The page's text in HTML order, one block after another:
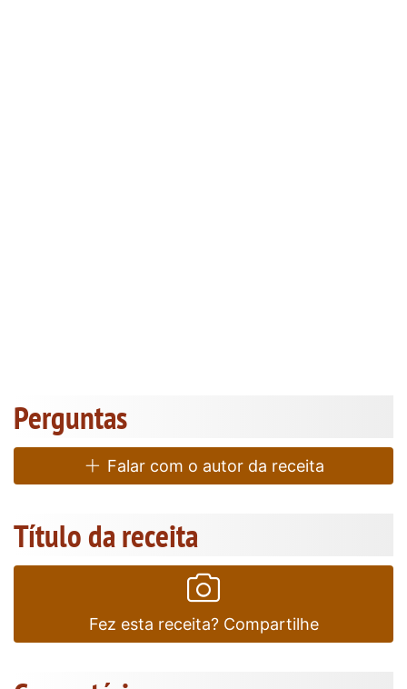
Perguntas
Falar com o autor da receita
Título da receita
Fez esta receita? Compartilhe